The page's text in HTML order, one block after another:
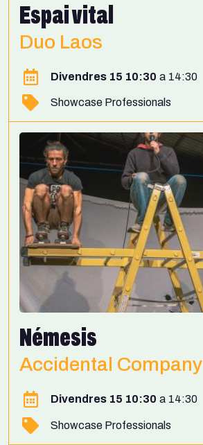
Espai vital
Duo Laos
Divendres 15 10:30 14:30
Showcase Professionals
Némesis
Accidental Company
Divendres 15 10:30 14:30
Showcase Professionals